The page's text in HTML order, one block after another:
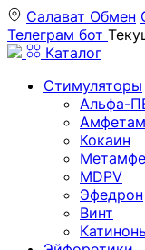
Салават Обмен
Телеграм бот
Каталог
Стимуляторы
Альфа-
Кокаин
MDPV
Эфедрон
Винт